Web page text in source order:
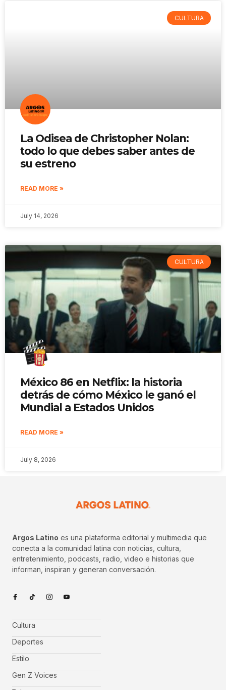
CULTURA
La Odisea de Christopher Nolan:
todo lo que debes saber antes de
su estreno
READ MORE »
July 14, 2026
CULTURA
México 86 en Netflix: la historia
detrás de cómo México le ganó el
Mundial a Estados Unidos
READ MORE »
July 8, 2026
Argos Latino es una plataforma editorial y multimedia que
conecta a la comunidad latina con noticias, cultura,
entretenimiento, podcasts, radio, video e historias que
informan, inspiran y generan conversación.
Cultura
Deportes
Estilo
Gen Z Voices